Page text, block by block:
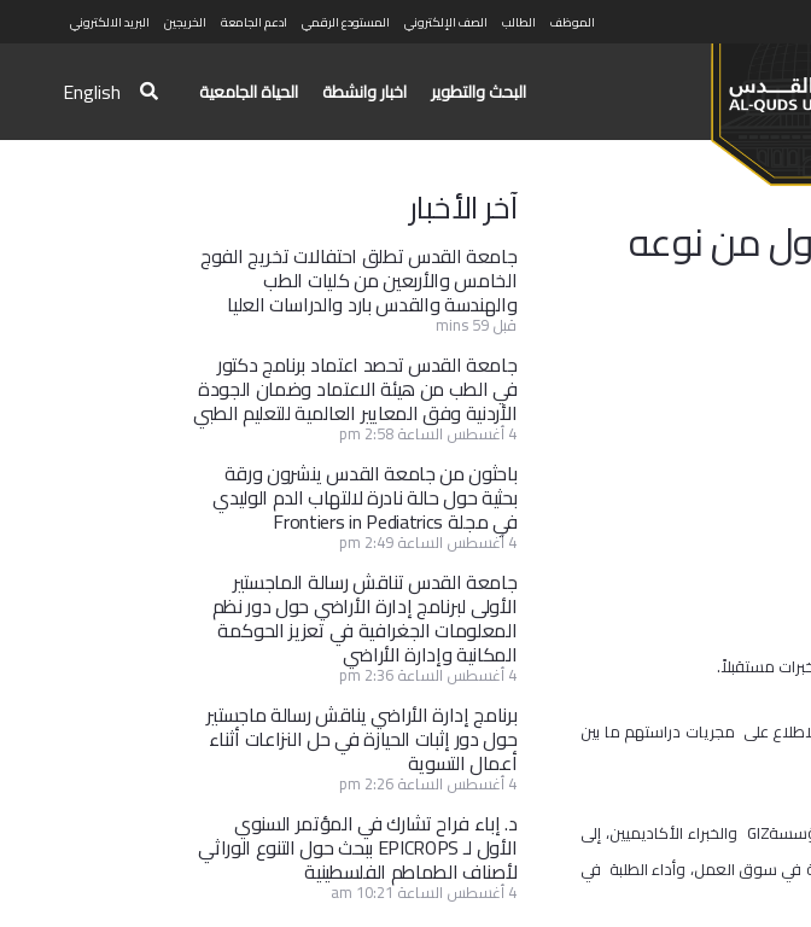
الموظف الطالب الصف الإلكتروني المستودع الرقمي ادعم الجامعة الخريجين البريد الالكتروني
البحث والتطوير اخبار وانشطة الحياة الجامعية English
من نوعه
مستقبلاً.
على مجريات دراستهم ما بين
ومن الجدير ذكره أن هذه الزيارة تأتي ضمن جولة يقوم فيها البروفيسور فان زيل على رأس وفد من الداعمين في مؤسسةGIZ والخبراء الأكاديميين، إلى
في سوق العمل، وأداء الطلبة في
آخر الأخبار
جامعة القدس تطلق احتفالات تخريج الفوج
الخامس والأربعين من كليات الطب
والهندسة والقدس بارد والدراسات العليا
قبل 59 mins
جامعة القدس تحصد اعتماد برنامج دكتور
في الطب من هيئة الاعتماد وضمان الجودة
الأردنية وفق المعايير العالمية للتعليم الطبي
4 أغسطس الساعة 2:58 pm
باحثون من جامعة القدس ينشرون ورقة
بحثية حول حالة نادرة لالتهاب الدم الوليدي
في مجلة Frontiers in Pediatrics
4 أغسطس الساعة 2:49 pm
جامعة القدس تناقش رسالة الماجستير
الأولى لبرنامج إدارة الأراضي حول دور نظم
المعلومات الجغرافية في تعزيز الحوكمة
المكانية وإدارة الأراضي
4 أغسطس الساعة 2:36 pm
برنامج إدارة الأراضي يناقش رسالة ماجستير
حول دور إثبات الحيازة في حل النزاعات أثناء
أعمال التسوية
4 أغسطس الساعة 2:26 pm
د. إباء فراح تشارك في المؤتمر السنوي
الأول لـ EPICROPS ببحث حول التنوع الوراثي
لأصناف الطماطم الفلسطينية
4 أغسطس الساعة 10:21 am